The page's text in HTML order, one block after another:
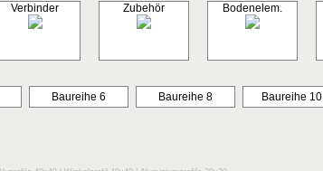
Verbinder Zubehör Bodenelem.
Baureihe 6 Baureihe 8 Baureihe 10